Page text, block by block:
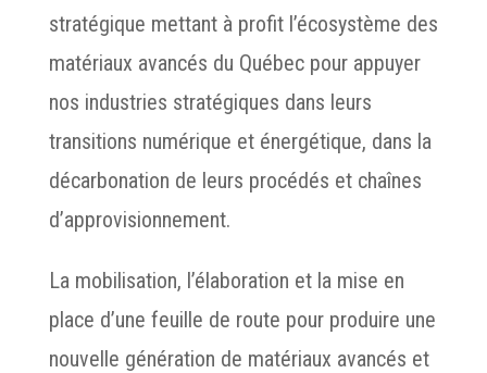
stratégique mettant à profit l’écosystème des
matériaux avancés du Québec pour appuyer
nos industries stratégiques dans leurs
transitions numérique et énergétique, dans la
décarbonation de leurs procédés et chaînes
d’approvisionnement.
La mobilisation, l’élaboration et la mise en
place d’une feuille de route pour produire une
nouvelle génération de matériaux avancés et